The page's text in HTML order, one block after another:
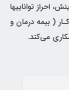
احراز توانایيها
( بیمه درمان و
می‌کند.